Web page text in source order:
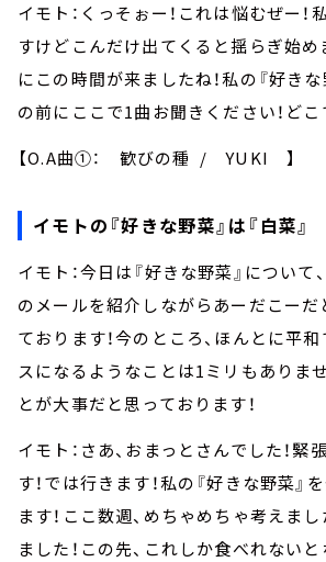
イモト：くっそぉー！これは悩むぜー！
すけどこんだけ出てくると揺らぎ始め
にこの時間が来ましたね！私の『好きな野
の前にここで1曲お聞きください！どこ
【O.A曲①： 歓びの種 / YUKI 】
イモトの『好きな野菜』は『白菜』
イモト：今日は『好きな野菜』について
のメールを紹介しながらあーだこーだ
ております！今のところ、ほんとに平和
スになるようなことは1ミリもありませ
とが大事だと思っております！
イモト：さあ、おまっとさんでした！緊
す！では行きます！私の『好きな野菜』
ます！ここ数週、めちゃめちゃ考えま
ました！この先、これしか食べれない